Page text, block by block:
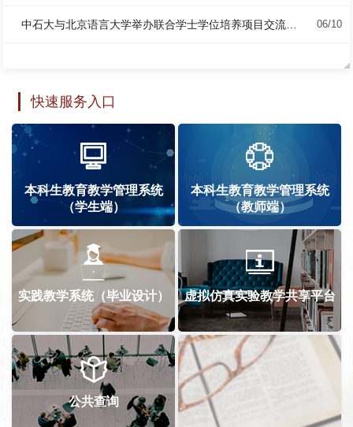
06/10
快速服务入口
本科生教育教学管理系统
（学生端）
本科生教育教学管理系统
（教师端）
实践教学系统（毕业设计） 虚拟仿真实验教学共享平台
公共查询